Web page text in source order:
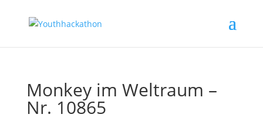
Monkey im Weltraum –
Nr. 10865